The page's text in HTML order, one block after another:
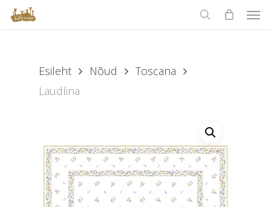
Skip
Esileht Nõud
Toscana
Laudlina